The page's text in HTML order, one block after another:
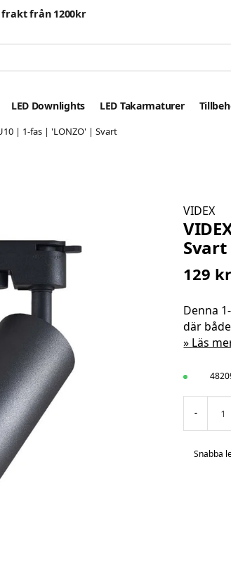
frakt från 1200kr
LED Downlights LED Takarmaturer
| 1-fas | 'LONZO' | Svart
VIDEX
Svart
129 kr
Denna
där
Läs
-
Snabba